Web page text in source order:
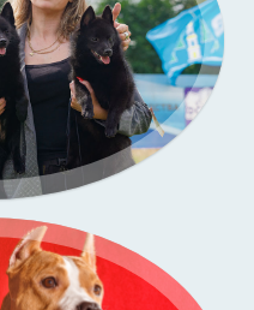
собак
в моей студии